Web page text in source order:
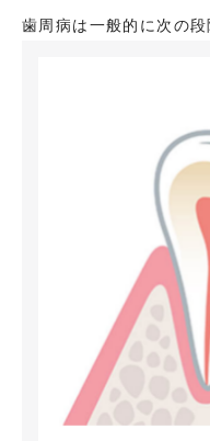
歯周病は一般的に次の